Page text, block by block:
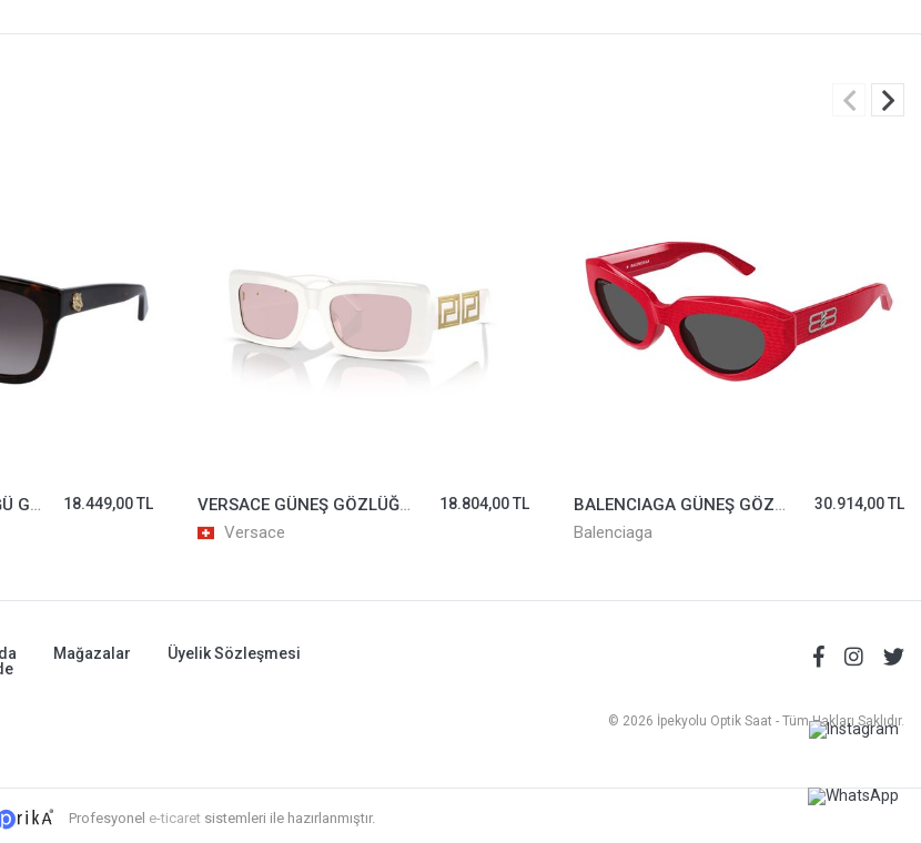
GUCCI GÜNEŞ GÖZLÜĞÜ GG0032/S-002
18.449,00 TL
VERSACE GÜNEŞ GÖZLÜĞÜ 4444-U-314/5
Versace
18.804,00 TL
BALENCIAGA GÜNEŞ GÖZLÜĞÜ BB0236S-003
Balenciaga
30.914,00 TL
Mağazalar
Üyelik Sözleşmesi
© 2026 İpekyolu Optik Saat - Tüm Hakları Saklıdır.
Profesyonel e-ticaretsistemleri ile hazırlanmıştır.